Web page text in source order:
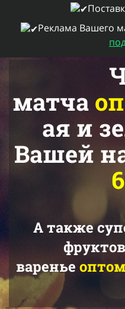
Реклама Вашего
матча
ая и
Вашей
А также
варенье